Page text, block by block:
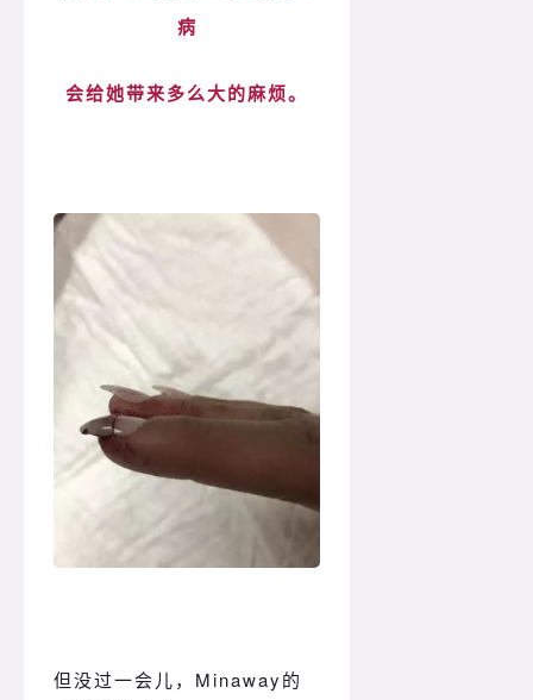
病
会给她带来多么大的麻烦。
但没过一会儿，Minaway的